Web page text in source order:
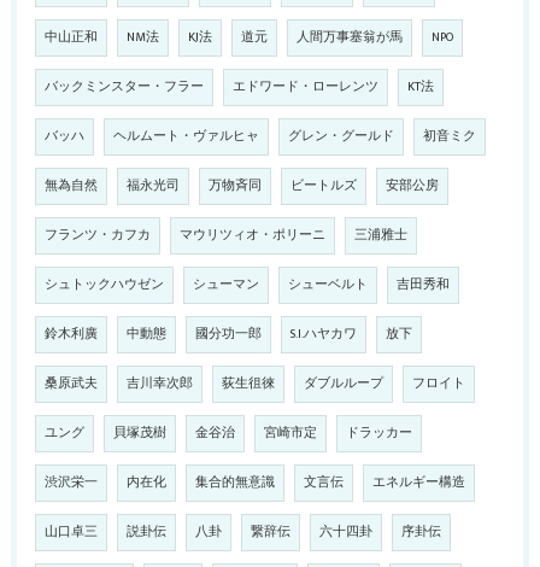
中山正和 NM法 KJ法 道元 人間万事塞翁が馬 NPO
バックミンスター・フラー エドワード・ローレンツ KT法
バッハ ヘルムート・ヴァルヒャ グレン・グールド 初音ミク
無為自然 福永光司 万物斉同 ビートルズ 安部公房
フランツ・カフカ マウリツィオ・ポリーニ 三浦雅士
シュトックハウゼン シューマン シューベルト 吉田秀和
鈴木利廣 中動態 國分功一郎 S.I.ハヤカワ 放下
桑原武夫 吉川幸次郎 荻生徂徠 ダブルループ フロイト
ユング 貝塚茂樹 金谷治 宮崎市定 ドラッカー
渋沢栄一 内在化 集合的無意識 文言伝 エネルギー構造
山口卓三 説卦伝 八卦 繋辞伝 六十四卦 序卦伝